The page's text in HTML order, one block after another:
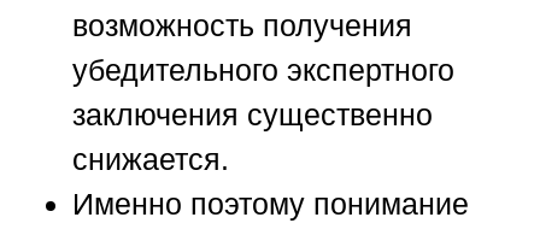
возможность получения
убедительного экспертного
заключения существенно
снижается.
Именно поэтому понимание